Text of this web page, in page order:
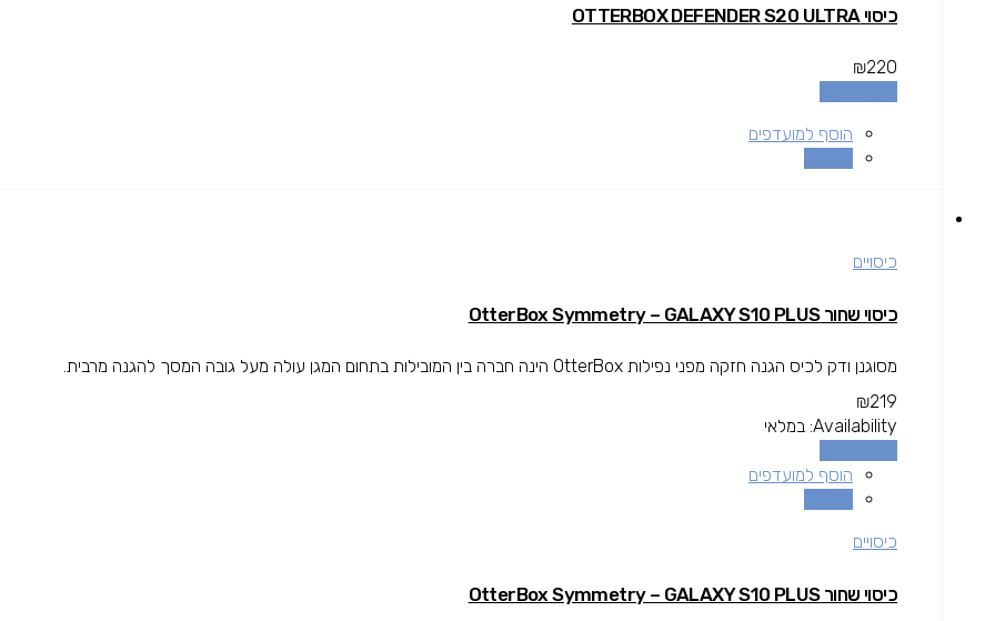
כיסוי OTTERBOX DEFENDER S20 ULTRA
₪220
הוסף למועדפים
כיסויים
כיסוי שחור OtterBox Symmetry – GALAXY S10 PLUS
מסוגנן ודק לכיס הגנה חזקה מפני נפילות OtterBox הינה חברה בין המובילות בתחום המגן עולה מעל גובה המסך להגנה מרבית.
₪219
Availability: במלאי
הוסף למועדפים
כיסויים
כיסוי שחור OtterBox Symmetry – GALAXY S10 PLUS